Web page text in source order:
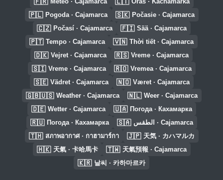
🇵🇱 Pogoda · Cajamarca 🇸🇰 Počasie · Cajamarca
🇨🇿 Počasí · Cajamarca 🇫🇮 Sää · Cajamarca
🇵🇹 Tempo · Cajamarca 🇻🇳 Thời tiết · Cajamarca
🇩🇰 Vejret · Cajamarca 🇷🇸 Vreme · Cajamarca
🇸🇮 Vreme · Cajamarca 🇷🇴 Vremea · Cajamarca
🇸🇪 Vädret · Cajamarca 🇳🇴 Været · Cajamarca
🇬🇧🇺🇸 Weather · Cajamarca 🇳🇱 Weer · Cajamarca
🇩🇪 Wetter · Cajamarca 🇺🇦 Погода · Кахамарка
🇷🇺 Погода · Кахамарка 🇸🇦 الطقس · Cajamarca
🇹🇭 สภาพอากาศ · กาฮามาร์กา 🇯🇵 天気 · カハマルカ
🇭🇰 天氣 · 卡哈馬卡 🇹🇼 天氣預報 · Cajamarca
🇰🇷 날씨 · 카하마르카